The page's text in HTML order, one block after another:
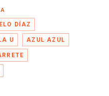
DÍAZ
U AZUL AZUL